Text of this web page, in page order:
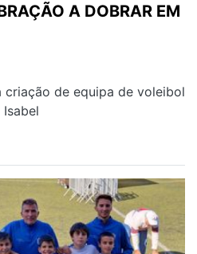
A DOBRAR EM
de equipa de voleibol